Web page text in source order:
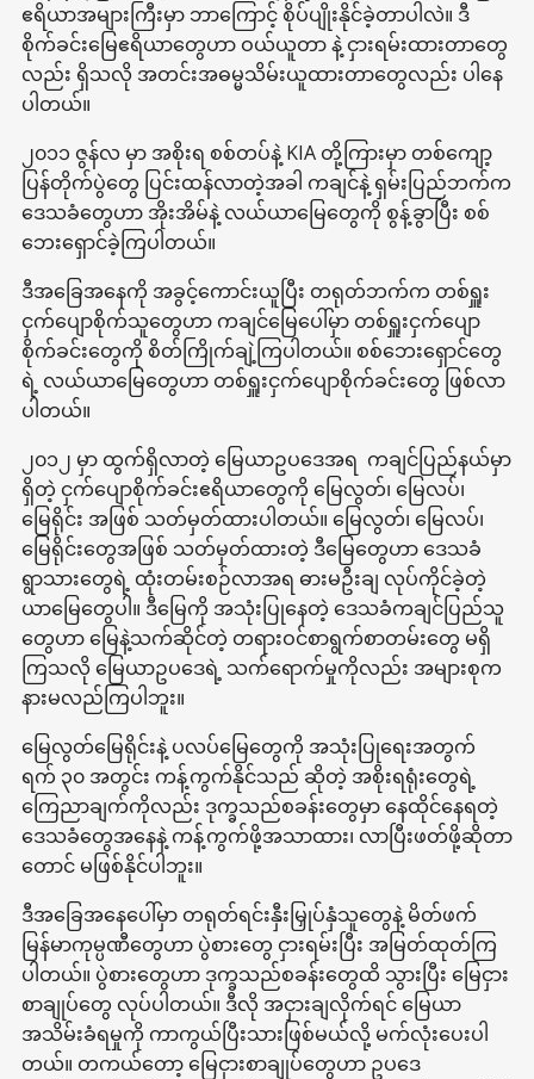
ဧရိယာအများကြီးမှာ ဘာကြောင့် စိုပ်ပျိုးနိုင်ခဲ့တာပါလဲ။ ဒီ
စိုက်ခင်းမြေဧရိယာတွေဟာ ဝယ်ယူတာ နဲ့ ငှားရမ်းထားတာတွေ
လည်း ရှိသလို အတင်းအဓမ္မသိမ်းယူထားတာတွေလည်း ပါနေ
ပါတယ်။
၂၀၁၁ ဇွန်လ မှာ အစိုးရ စစ်တပ်နဲ့ KIA တို့ကြားမှာ တစ်ကျော့
ပြန်တိုက်ပွဲတွေ ပြင်းထန်လာတဲ့အခါ ကချင်နဲ့ ရှမ်းပြည်ဘက်က
ဒေသခံတွေဟာ အိုးအိမ်နဲ့ လယ်ယာမြေတွေကို စွန့်ခွာပြီး စစ်
ဘေးရှောင်ခဲ့ကြပါတယ်။
ဒီအခြေအနေကို အခွင့်ကောင်းယူပြီး တရုတ်ဘက်က တစ်ရှူး
ငှက်ပျောစိုက်သူတွေဟာ ကချင်မြေပေါ်မှာ တစ်ရှူးငှက်ပျော
စိုက်ခင်းတွေကို စိတ်ကြိုက်ချဲ့ကြပါတယ်။ စစ်ဘေးရှောင်တွေ
ရဲ့ လယ်ယာမြေတွေဟာ တစ်ရှူးငှက်ပျောစိုက်ခင်းတွေ ဖြစ်လာ
ပါတယ်။
၂၀၁၂ မှာ ထွက်ရှိလာတဲ့ မြေယာဥပဒေအရ ကချင်ပြည်နယ်မှာ
ရှိတဲ့ ငှက်ပျောစိုက်ခင်းဧရိယာတွေကို မြေလွတ်၊ မြေလပ်၊
မြေရိုင်း အဖြစ် သတ်မှတ်ထားပါတယ်။ မြေလွတ်၊ မြေလပ်၊
မြေရိုင်းတွေအဖြစ် သတ်မှတ်ထားတဲ့ ဒီမြေတွေဟာ ဒေသခံ
ရွာသားတွေရဲ့ ထုံးတမ်းစဉ်လာအရ ဓားမဦးချ လုပ်ကိုင်ခဲ့တဲ့
ယာမြေတွေပါ။ ဒီမြေကို အသုံးပြုနေတဲ့ ဒေသခံကချင်ပြည်သူ
တွေဟာ မြေနဲ့သက်ဆိုင်တဲ့ တရားဝင်စာရွက်စာတမ်းတွေ မရှိ
ကြသလို မြေယာဥပဒေရဲ့ သက်ရောက်မှုကိုလည်း အများစုက
နားမလည်ကြပါဘူး။
မြေလွတ်မြေရိုင်းနဲ့ ပလပ်မြေတွေကို အသုံးပြုရေးအတွက်
ရက် ၃၀ အတွင်း ကန့်ကွက်နိုင်သည် ဆိုတဲ့ အစိုးရရုံးတွေရဲ့
ကြေညာချက်ကိုလည်း ဒုက္ခသည်စခန်းတွေမှာ နေထိုင်နေရတဲ့
ဒေသခံတွေအနေနဲ့ ကန့်ကွက်ဖို့အသာထား၊ လာပြီးဖတ်ဖို့ဆိုတာ
တောင် မဖြစ်နိုင်ပါဘူး။
ဒီအခြေအနေပေါ်မှာ တရုတ်ရင်းနှီးမြှုပ်နှံသူတွေနဲ့ မိတ်ဖက်
မြန်မာကုမ္ပဏီတွေဟာ ပွဲစားတွေ ငှားရမ်းပြီး အမြတ်ထုတ်ကြ
ပါတယ်။ ပွဲစားတွေဟာ ဒုက္ခသည်စခန်းတွေထိ သွားပြီး မြေငှား
စာချုပ်တွေ လုပ်ပါတယ်။ ဒီလို အငှားချလိုက်ရင် မြေယာ
အသိမ်းခံရမှုကို ကာကွယ်ပြီးသားဖြစ်မယ်လို့ မက်လုံးပေးပါ
တယ်။ တကယ်တော့ မြေငှားစာချုပ်တွေဟာ ဥပဒေ